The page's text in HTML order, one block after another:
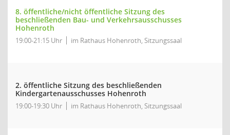
8. öffentliche/nicht öffentliche Sitzung des
beschließenden Bau- und Verkehrsausschusses
Hohenroth
19:00-21:15 Uhr im Rathaus Hohenroth, Sitzungssaal
2. öffentliche Sitzung des beschließenden
Kindergartenausschusses Hohenroth
19:00-19:30 Uhr im Rathaus Hohenroth, Sitzungssaal